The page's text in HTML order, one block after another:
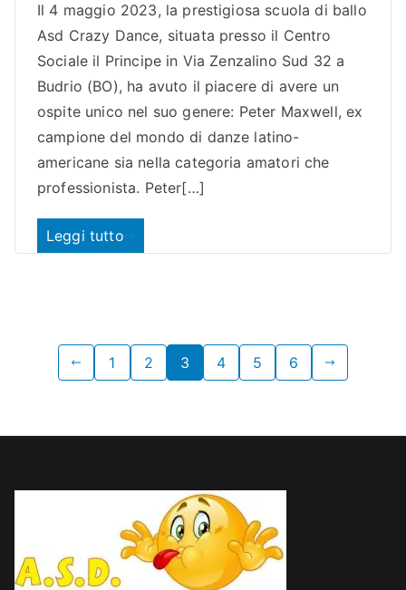
Il 4 maggio 2023, la prestigiosa scuola di ballo
Asd Crazy Dance, situata presso il Centro
Sociale il Principe in Via Zenzalino Sud 32 a
Budrio (BO), ha avuto il piacere di avere un
ospite unico nel suo genere: Peter Maxwell, ex
campione del mondo di danze latino-
americane sia nella categoria amatori che
professionista. Peter[…]
Leggi tutto
Paginazione
articoli
1 2 3 4 5 6